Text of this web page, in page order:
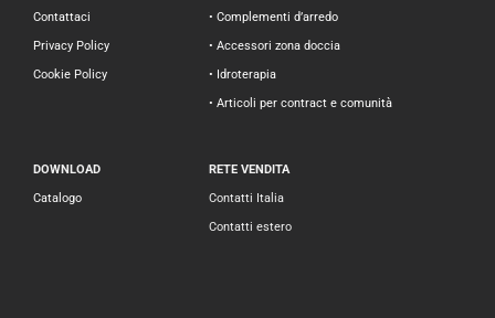
Contattaci
Privacy Policy
Cookie Policy
• Complementi d’arredo
• Accessori zona doccia
• Idroterapia
• Articoli per contract e comunità
DOWNLOAD
Catalogo
RETE VENDITA
Contatti Italia
Contatti estero